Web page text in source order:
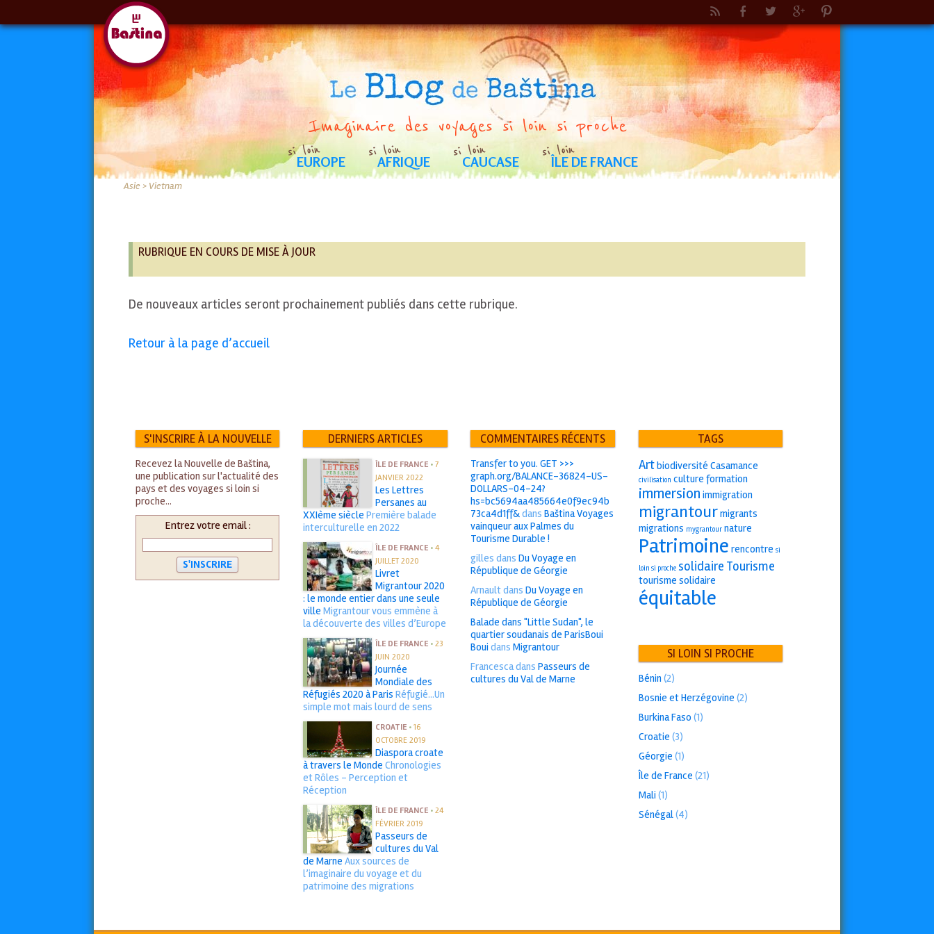
Imaginaire des voyages si loin si proche
Aller
au
contenu
EUROPE
BOSNIE ET HERZÉGOVINE CROATIE MONTENEGRO
AFRIQUE
ALGÉRIE BÉNIN BURKINA FASO MALI
SÉNÉGAL
CAUCASE
GÉORGIE
ÎLE DE FRANCE
Asie> Vietnam
RUBRIQUE EN COURS DE MISE À JOUR
De nouveaux articles seront prochainement publiés dans cette rubrique.
Retour à la page d’accueil
S'INSCRIRE À LA NOUVELLE
Recevez la Nouvelle de Baština,
une publication sur l'actualité des
pays et des voyages si loin si
proche...
Entrez votre email :
DERNIERS ARTICLES
ÎLE DE FRANCE •7
JANVIER 2022
Les Lettres
Persanes au
XXIème siècle Première balade
interculturelle en 2022
ÎLE DE FRANCE •4
JUILLET 2020
Livret
Migrantour 2020
: le monde entier dans une seule
ville Migrantour vous emmène à
la découverte des villes d’Europe
ÎLE DE FRANCE •23
JUIN 2020
Journée
Mondiale des
Réfugiés 2020 à Paris Réfugié...Un
simple mot mais lourd de sens
CROATIE •16
OCTOBRE 2019
Diaspora croate
à travers le Monde Chronologies
et Rôles - Perception et
Réception
ÎLE DE FRANCE •24
FÉVRIER 2019
Passeurs de
cultures du Val
de Marne Aux sources de
l’imaginaire du voyage et du
patrimoine des migrations
COMMENTAIRES RÉCENTS
Transfer to you. GET >>>
graph.org/BALANCE-36824-US-
DOLLARS-04-24?
hs=bc5694aa485664e0f9ec94b
73ca4d1ff&dansBaština Voyages
vainqueur aux Palmes du
Tourisme Durable !
gilles dansDu Voyage en
République de Géorgie
ArnaultdansDu Voyage en
République de Géorgie
Balade dans "Little Sudan", le
quartier soudanais de ParisBoui
BouidansMigrantour
FrancescadansPasseurs de
cultures du Val de Marne
TAGS
Artbiodiversité Casamance
civilisation culture formation
immersion immigration
migrantourmigrants
migrations mygrantour nature
Patrimoine rencontre si
loin si proche solidaire Tourisme
tourisme solidaire
équitable
SI LOIN SI PROCHE
Bénin(2)
Bosnie et Herzégovine (2)
Burkina Faso (1)
Croatie (3)
Géorgie (1)
Île de France (21)
Mali(1)
Sénégal(4)